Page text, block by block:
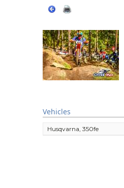
Vehicles
Husqvarna, 350fe